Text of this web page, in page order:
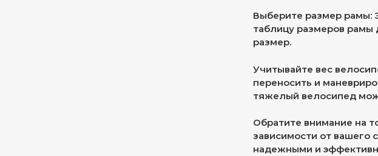
Выберите размер рамы:
таблицу размеров
размер.
Учитывайте вес
переносить и
тяжелый велосипед
Обратите внимание на
зависимости от вашего
надежными и